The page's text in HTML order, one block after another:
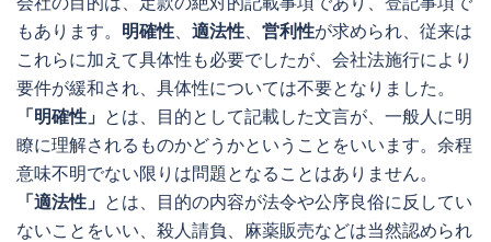
もあります。 明確性 適法性 営利性が求められ、従来は
これらに加えて具体性も必要でしたが、会社法施行により
要件が緩和され、具体性については不要となりました。
「明確性」 とは、目的として記載した文言が、一般人に明
瞭に理解されるものかどうかということをいいます。余程
意味不明でない限りは問題となることはありません。
「適法性」 とは、目的の内容が法令や公序良俗に反してい
ないことをいい、殺人請負、麻薬販売などは当然認められ